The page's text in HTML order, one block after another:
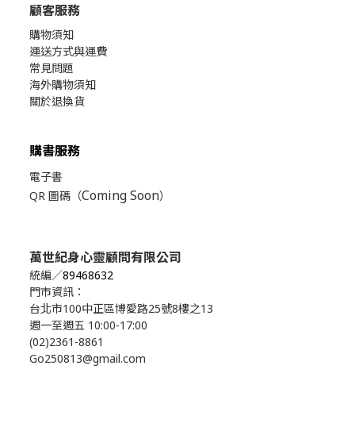
顧客服務
購物須知
運送方式與運費
常見問題
海外購物須知
關於退換貨
購書服務
電子書
QR 圖碼（Coming Soon）
萬世紀身心靈顧問有限公司
統編／89468632
門市資訊：
台北市100中正區博愛路25號8樓之13
週一至週五 10:00-17:00
(02)2361-8861
Go250813@gmail.com